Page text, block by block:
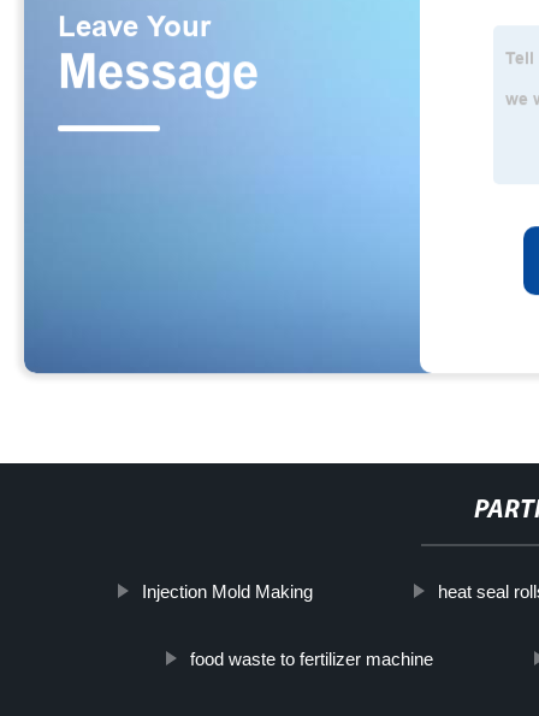
Injection Mold Making heat seal
food waste to fertilizer machine